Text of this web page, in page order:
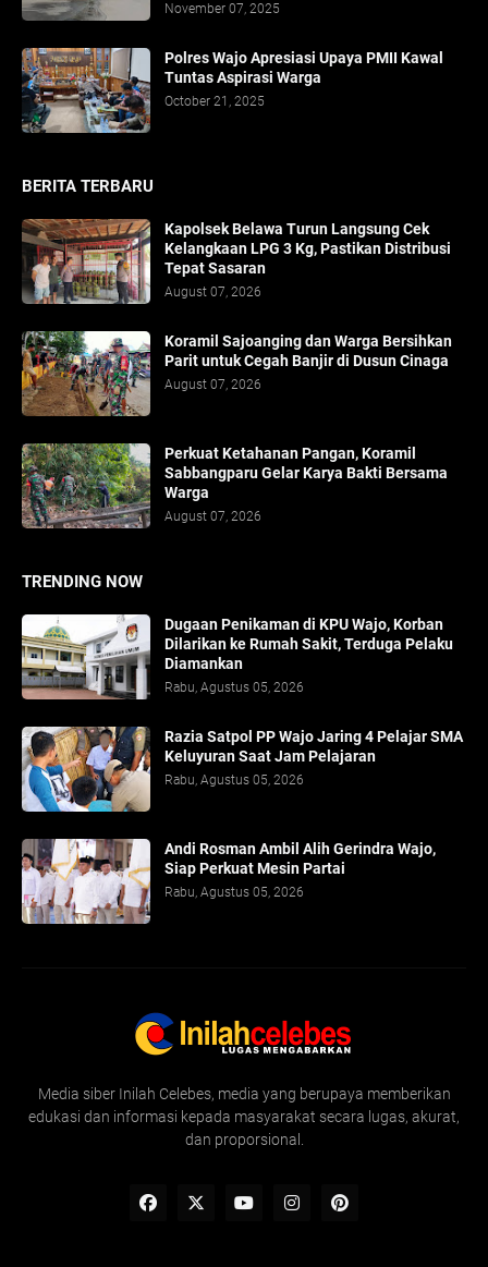
November 07, 2025
Polres Wajo Apresiasi Upaya PMII Kawal
Tuntas Aspirasi Warga
October 21, 2025
BERITA TERBARU
Kapolsek Belawa Turun Langsung Cek
Kelangkaan LPG 3 Kg, Pastikan Distribusi
Tepat Sasaran
August 07, 2026
Koramil Sajoanging dan Warga Bersihkan
Parit untuk Cegah Banjir di Dusun Cinaga
August 07, 2026
Perkuat Ketahanan Pangan, Koramil
Sabbangparu Gelar Karya Bakti Bersama
Warga
August 07, 2026
TRENDING NOW
Dugaan Penikaman di KPU Wajo, Korban
Dilarikan ke Rumah Sakit, Terduga Pelaku
Diamankan
Rabu, Agustus 05, 2026
Razia Satpol PP Wajo Jaring 4 Pelajar SMA
Keluyuran Saat Jam Pelajaran
Rabu, Agustus 05, 2026
Andi Rosman Ambil Alih Gerindra Wajo,
Siap Perkuat Mesin Partai
Rabu, Agustus 05, 2026
Media siber Inilah Celebes, media yang berupaya memberikan
edukasi dan informasi kepada masyarakat secara lugas, akurat,
dan proporsional.